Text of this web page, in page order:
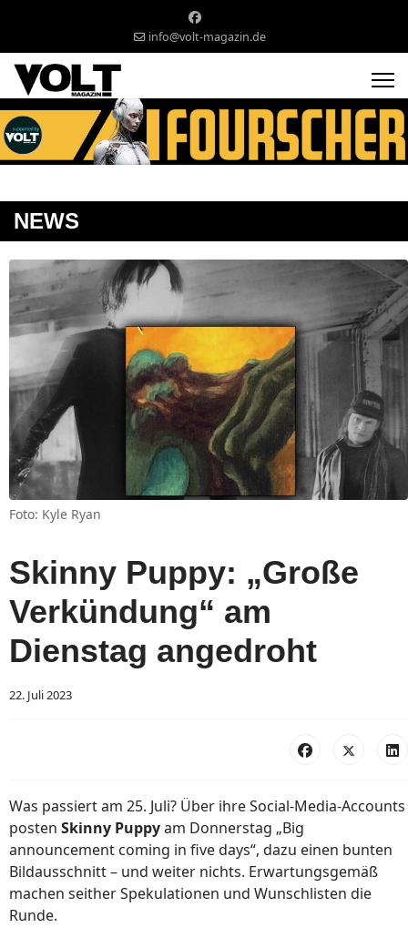
info@volt-magazin.de
NEWS
Foto: Kyle Ryan
Skinny Puppy: „Große
Verkündung“ am
Dienstag angedroht
22. Juli 2023
Was passiert am 25. Juli? Über ihre Social-Media-Accounts
posten Skinny Puppyam Donnerstag „Big
announcement coming in five days“, dazu einen bunten
Bildausschnitt – und weiter nichts. Erwartungsgemäß
machen seither Spekulationen und Wunschlisten die
Runde.